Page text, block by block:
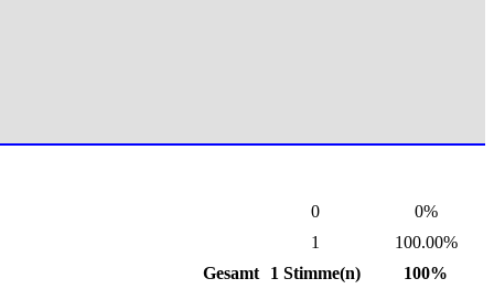
0
0%
1
100.00%
Gesamt
1 Stimme(n)
100%